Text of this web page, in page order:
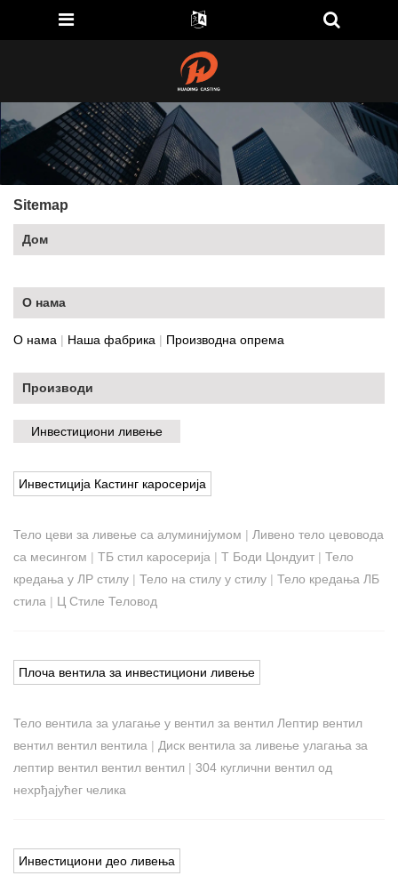
Sitemap
Дом
О нама
О нама | Наша фабрика | Производна опрема
Производи
Инвестициони ливење
Инвестиција Кастинг каросерија
Тело цеви за ливење са алуминијумом | Ливено тело цевовода
са месингом | ТБ стил каросерија | Т Боди Цондуит | Тело
кредања у ЛР стилу | Тело на стилу у стилу | Тело кредања ЛБ
стила | Ц Стиле Теловод
Плоча вентила за инвестициони ливење
Тело вентила за улагање у вентил за вентил Лептир вентил
вентил вентил вентила | Диск вентила за ливење улагања за
лептир вентил вентил вентил | 304 куглични вентил од
нехрђајућег челика
Инвестициони део ливења